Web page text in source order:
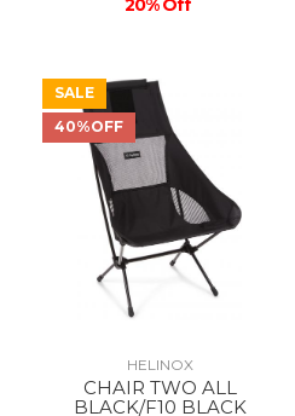
20% Off
SALE
40%OFF
HELINOX
CHAIR TWO ALL
BLACK/F10 BLACK